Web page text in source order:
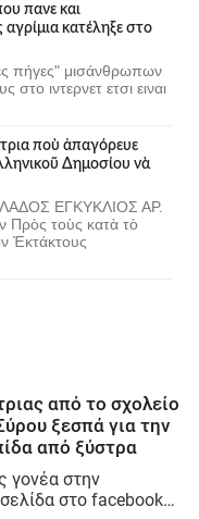
πανε και
κατέληξε στο
πήγες" μισάνθρωπων
στο ιντερνετ ετσι ειναι
ποὺ ἀπαγόρευε
Δημοσίου νὰ
ΕΓΚΥΚΛΙΟΣ ΑΡ.
Πρὸς τοὺς κατὰ τὸ
Ἐκτάκτους